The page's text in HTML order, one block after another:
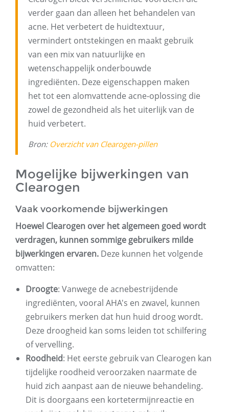
verder gaan dan alleen het behandelen van
acne. Het verbetert de huidtextuur,
vermindert ontstekingen en maakt gebruik
van een mix van natuurlijke en
wetenschappelijk onderbouwde
ingrediënten. Deze eigenschappen maken
het tot een alomvattende acne-oplossing die
zowel de gezondheid als het uiterlijk van de
huid verbetert.
Bron: Overzicht van Clearogen-pillen
Mogelijke bijwerkingen van
Clearogen
Vaak voorkomende bijwerkingen
Hoewel Clearogen over het algemeen goed wordt
verdragen, kunnen sommige gebruikers milde
bijwerkingen ervaren. Deze kunnen het volgende
omvatten:
Droogte: Vanwege de acnebestrijdende
ingrediënten, vooral AHA's en zwavel, kunnen
gebruikers merken dat hun huid droog wordt.
Deze droogheid kan soms leiden tot schilfering
of vervelling.
Roodheid: Het eerste gebruik van Clearogen kan
tijdelijke roodheid veroorzaken naarmate de
huid zich aanpast aan de nieuwe behandeling.
Dit is doorgaans een kortetermijnreactie en